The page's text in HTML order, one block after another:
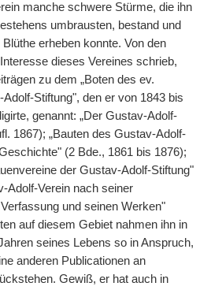
manche schwere Stürme, die ihn
umbrausten, bestand und
erheben konnte. Von den
dieses Vereines schrieb,
zu dem „Boten des ev.
Stiftung", den er von 1843 bis
genannt: „Der Gustav-Adolf-
1867); „Bauten des Gustav-Adolf-
(2 Bde., 1861 bis 1876);
der Gustav-Adolf-Stiftung"
Adolf-Verein nach seiner
und seinen Werken"
auf diesem Gebiet nahmen ihn in
seines Lebens so in Anspruch,
anderen Publicationen an
Gewiß, er hat auch in